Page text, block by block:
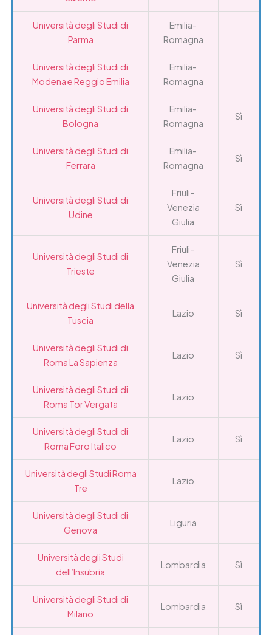
Università degli Studi di
Parma
Emilia-
Romagna
Università degli Studi di
Modena e Reggio Emilia
Emilia-
Romagna
Università degli Studi di
Bologna
Emilia-
Romagna
Sì
Università degli Studi di
Ferrara
Emilia-
Romagna
Sì
Università degli Studi di
Udine
Friuli-
Venezia
Giulia
Sì
Università degli Studi di
Trieste
Friuli-
Venezia
Giulia
Sì
Università degli Studi della
Tuscia
Lazio Sì
Università degli Studi di
Roma La Sapienza
Lazio Sì
Università degli Studi di
Roma Tor Vergata
Lazio
Università degli Studi di
Roma Foro Italico
Lazio Sì
Università degli Studi Roma
Tre
Lazio
Università degli Studi di
Genova
Liguria
Università degli Studi
dell’Insubria
Lombardia Sì
Università degli Studi di
Milano
Lombardia Sì